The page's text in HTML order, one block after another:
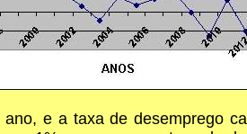
e a taxa de desemprego